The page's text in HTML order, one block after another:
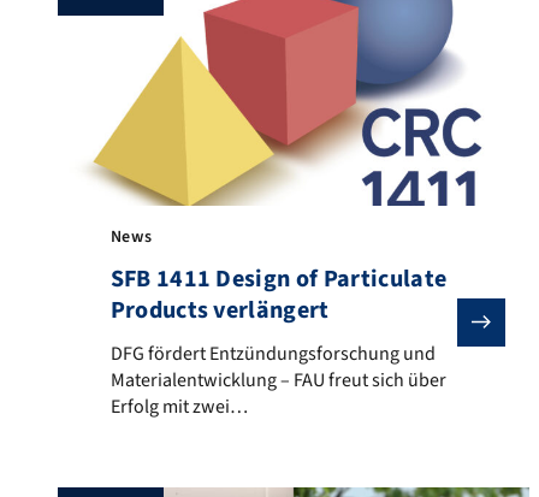
News
SFB 1411 Design of Particulate
Products verlängert
DFG fördert Entzündungsforschung und
DFG fördert Entzündungsforschung und
Materialentwicklung – FAU freut sich über
Erfolg mit zwei
der FAU einen neuen